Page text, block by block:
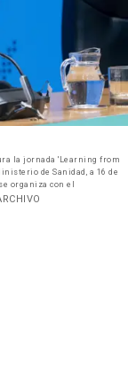
la jornada 'Learning from
de Sanidad, a 16 de
organiza con el